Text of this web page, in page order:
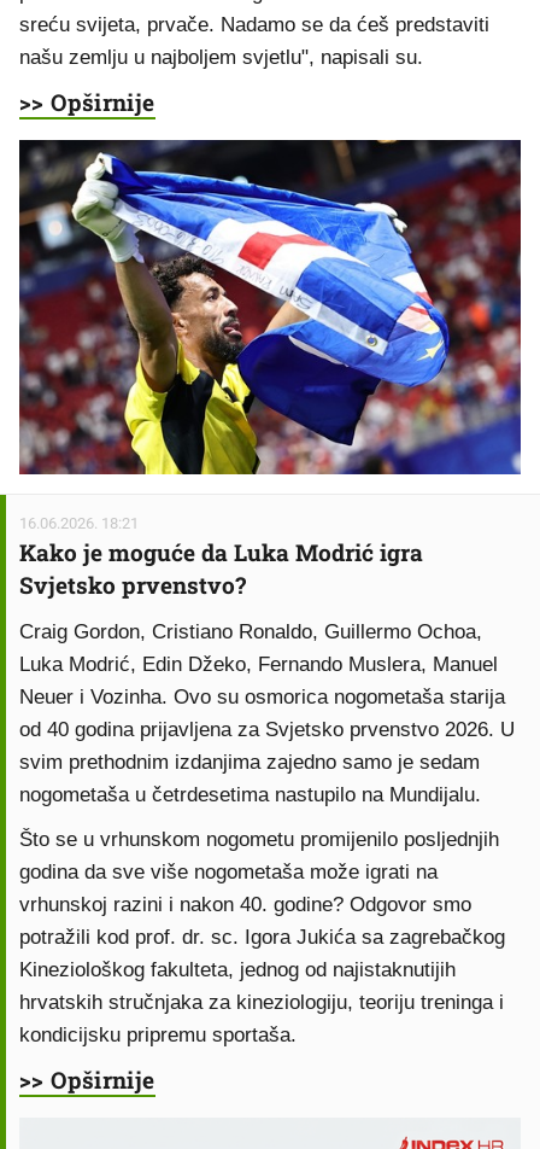
sreću svijeta, prvače. Nadamo se da ćeš predstaviti
našu zemlju u najboljem svjetlu", napisali su.
>> Opširnije
16.06.2026. 18:21
Kako je moguće da Luka Modrić igra
Svjetsko prvenstvo?
Craig Gordon, Cristiano Ronaldo, Guillermo Ochoa,
Luka Modrić, Edin Džeko, Fernando Muslera, Manuel
Neuer i Vozinha. Ovo su osmorica nogometaša starija
od 40 godina prijavljena za Svjetsko prvenstvo 2026. U
svim prethodnim izdanjima zajedno samo je sedam
nogometaša u četrdesetima nastupilo na Mundijalu.
Što se u vrhunskom nogometu promijenilo posljednjih
godina da sve više nogometaša može igrati na
vrhunskoj razini i nakon 40. godine? Odgovor smo
potražili kod prof. dr. sc. Igora Jukića sa zagrebačkog
Kineziološkog fakulteta, jednog od najistaknutijih
hrvatskih stručnjaka za kineziologiju, teoriju treninga i
kondicijsku pripremu sportaša.
>> Opširnije